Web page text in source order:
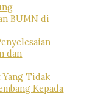
BUMN di
dan
Tidak
Kepada